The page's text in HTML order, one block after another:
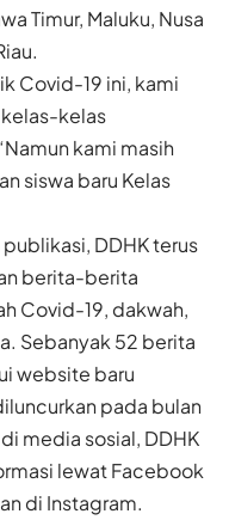
Timur, Maluku, Nusa
Covid-19 ini, kami
kelas
kami masih
siswa baru Kelas
DDHK terus
berita-berita
Covid-19, dakwah,
Sebanyak 52 berita
website baru
pada bulan
media sosial, DDHK
lewatFacebook
di Instagram.